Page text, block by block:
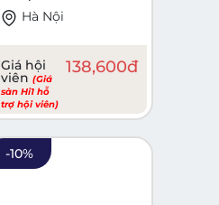
Hà Nội
Giá hội
viên(Giá
sàn Hi1 hỗ
trợ hội viên)
138,600đ
-10%